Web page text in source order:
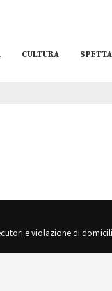
CULTURA
e violazione di